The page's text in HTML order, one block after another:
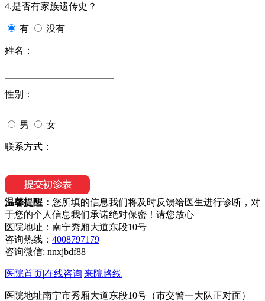
4.是否有家族遗传史？
有 没有
姓名：
性别：
男 女
联系方式：
温馨提醒： 您所填的信息我们将及时反馈给医生进行诊断，对
于您的个人信息我们承诺绝对保密！请您放心
医院地址：南宁秀厢大道东段10号
咨询热线： 4008797179
咨询微信: nnxjbdf88
医院首页|在线咨询|来院路线
医院地址南宁市秀厢大道东段10号（市交警一大队正对面）